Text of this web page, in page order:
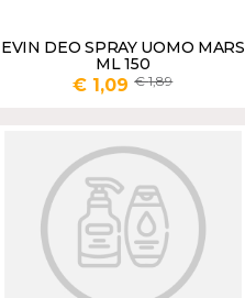
EVIN DEO SPRAY UOMO MARS
ML 150
€ 1,09 1,89